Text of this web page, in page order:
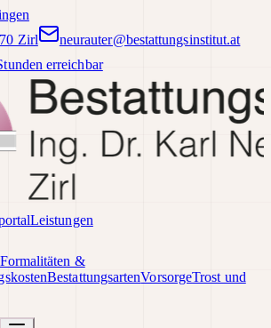
Zirl
neurauter@bestattungsinstitut.at
erreichbar
Leistungen
Formalitäten &
BestattungsartenVorsorgeTrost und